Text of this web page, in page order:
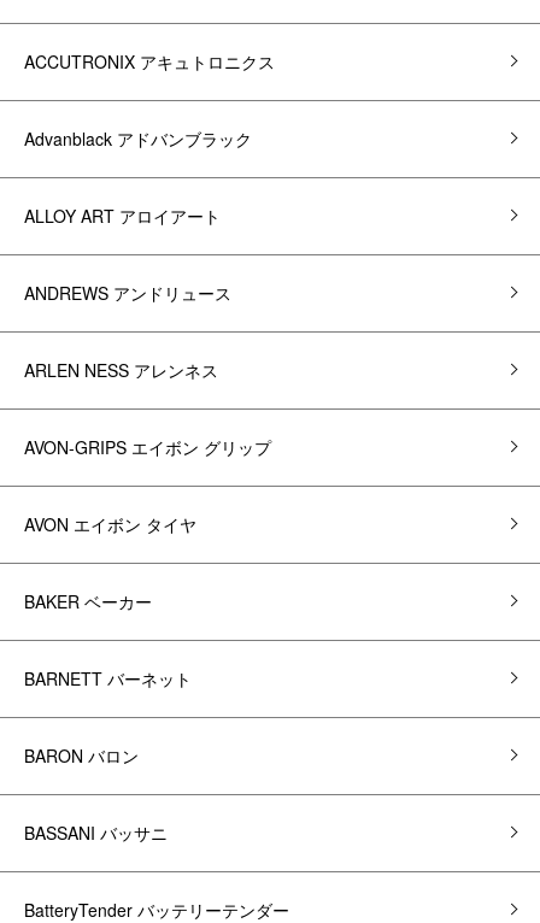
ACCUTRONIX アキュトロニクス
Advanblack アドバンブラック
ALLOY ART アロイアート
ANDREWS アンドリュース
ARLEN NESS アレンネス
AVON-GRIPS エイボン グリップ
AVON エイボン タイヤ
BAKER ベーカー
BARNETT バーネット
BARON バロン
BASSANI バッサニ
BatteryTender バッテリーテンダー